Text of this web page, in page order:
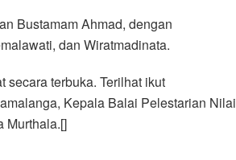
Bustamam Ahmad, dengan
dan Wiratmadinata.
secara terbuka. Terilhat ikut
Kepala Balai Pelestarian Nilai
Murthala.[]